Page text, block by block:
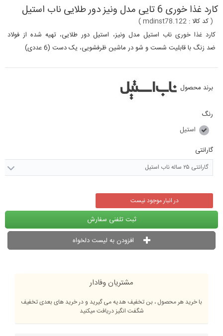
کارد غذا خوری 6 تایی مدل ونیز دور طلایی ناب استیل
(کد کالا : mdinst78.122
)
کارد غذا خوری ناب استیل مدل ونیز، استیل دور طلایی، تهیه شده از فولاد
ضد زنگ با قابلیت شست و شو در ماشین ظرفشویی، یک دست (6 عددی)
برند محصول
رنگ
استیل
گارانتی
گارانتی ۲۵ ساله ناب استیل
در انبار موجود نیست
ثبت تلفنی سفارش
افزودن به لیست دلخواه
مشتریان وفادار
با خرید هر محصول ، بن تخفیف هدیه می گیرید و در خرید های بعدی تخفیف
شگفت انگیز دریافت میکنید